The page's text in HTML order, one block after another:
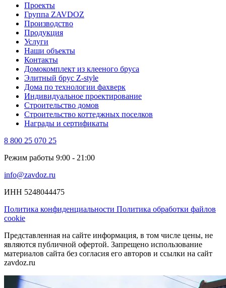
Проекты
Группа ZAVDOZ
Производство
Продукция
Услуги
Наши объекты
Контакты
Домокомплект из клееного бруса
Элитный брус Z-style
Дома по технологии фахверк
Индивидуальное проектирование
Строительство домов
Строительство коттеджных поселков
Награды и сертификаты
8 800 25 070 25
Режим работы 9:00 - 21:00
info@zavdoz.ru
ИНН 5248044475
Политика конфиденциальности Политика обработки файлов
cookie
Представленная на сайте информация, в том числе цены, не
являются публичной офертой. Запрещено использование
материалов сайта без согласия его авторов и ссылки на сайт
zavdoz.ru